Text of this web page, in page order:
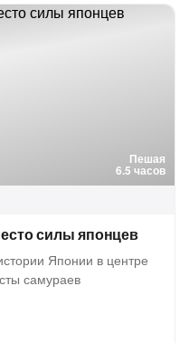
Пешая
6.5 часов
силы японцев
Японии в центре
самураев